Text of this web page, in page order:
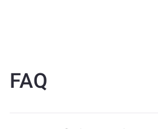
FAQ